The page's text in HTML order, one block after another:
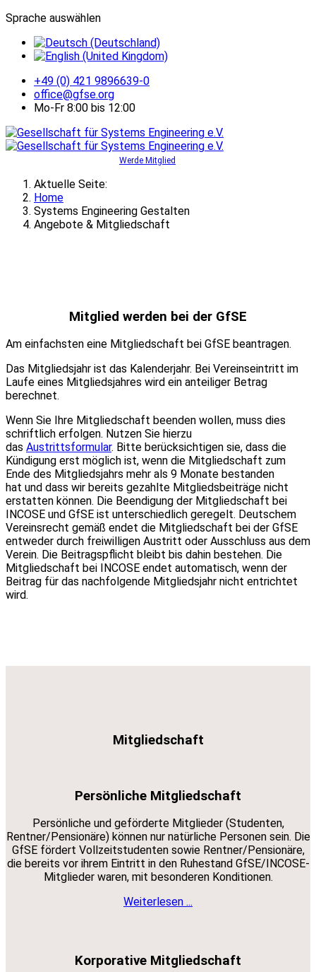
Sprache auswählen
+49 (0) 421 9896639-0
office@gfse.org
Mo-Fr 8:00 bis 12:00
Werde Mitglied
Aktuelle Seite:
Home
Systems Engineering Gestalten
Angebote & Mitgliedschaft
Mitglied werden bei der GfSE
Am einfachsten eine Mitgliedschaft bei GfSE beantragen.
Das Mitgliedsjahr ist das Kalenderjahr. Bei Vereinseintritt im
Laufe eines Mitgliedsjahres wird ein anteiliger Betrag
berechnet.
Wenn Sie Ihre Mitgliedschaft beenden wollen, muss dies
schriftlich erfolgen. Nutzen Sie hierzu
das Austrittsformular. Bitte berücksichtigen sie, dass die
Kündigung erst möglich ist, wenn die Mitgliedschaft zum
Ende des Mitgliedsjahrs mehr als 9 Monate bestanden
hat und dass wir bereits gezahlte Mitgliedsbeiträge nicht
erstatten können. Die Beendigung der Mitgliedschaft bei
INCOSE und GfSE ist unterschiedlich geregelt. Deutschem
Vereinsrecht gemäß endet die Mitgliedschaft bei der GfSE
entweder durch freiwilligen Austritt oder Ausschluss aus dem
Verein. Die Beitragspflicht bleibt bis dahin bestehen. Die
Mitgliedschaft bei INCOSE endet automatisch, wenn der
Beitrag für das nachfolgende Mitgliedsjahr nicht entrichtet
wird.
Mitgliedschaft
Persönliche Mitgliedschaft
Persönliche und geförderte Mitglieder (Studenten,
Rentner/Pensionäre) können nur natürliche Personen sein. Die
GfSE fördert Vollzeitstudenten sowie Rentner/Pensionäre,
die bereits vor ihrem Eintritt in den Ruhestand GfSE/INCOSE-
Mitglieder waren, mit besonderen Konditionen.
Weiterlesen ...
Korporative Mitgliedschaft